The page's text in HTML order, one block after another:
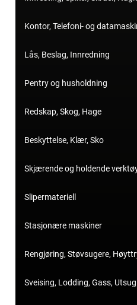
Kontor, Telefoni- og
Lås, Beslag, Innredning
Pentry og husholdning
Redskap, Skog, Hage
Beskyttelse, Klær, Sko
Skjærende og holdende
Slipermateriell
Stasjonære maskiner
Rengjøring, Støvsugere,
Sveising, Lodding, Gass, Utsug